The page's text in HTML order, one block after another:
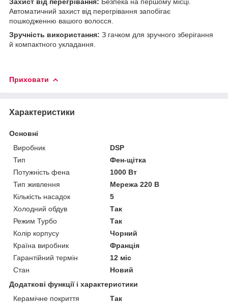
Автоматичний захист від перегрівання запобігає
пошкодженню вашого волосся.
Зручність використання: З гачком для зручного зберігання
й компактного укладання.
Приховати
Характеристики
Основні
Виробник
DSP
Тип
Фен-щітка
Потужність фена
1000 Вт
Тип живлення
Мережа 220 В
Кількість насадок
5
Холодний обдув
Так
Режим Турбо
Так
Колір корпусу
Чорний
Країна виробник
Франція
Гарантійний термін
12 міс
Стан
Новий
Додаткові функції і характеристики
Керамічне покриття
Так